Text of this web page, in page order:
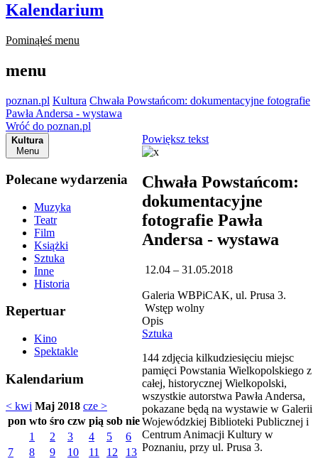
Kalendarium
Pominąłeś menu
menu
poznan.pl Kultura Chwała Powstańcom: dokumentacyjne fotografie
Pawła Andersa - wystawa
Wróć do poznan.pl
Kultura
Menu
Polecane wydarzenia
Muzyka
Teatr
Film
Książki
Sztuka
Inne
Historia
Repertuar
Kino
Spektakle
Kalendarium
< kwi Maj 2018 cze >
pon wto śro czw pią sob nie
1
2 3 4 5
6
7
8 9 10 11 12
13
Powiększ tekst
Chwała Powstańcom:
dokumentacyjne
fotografie Pawła
Andersa - wystawa
12.04 – 31.05.2018
Galeria WBPiCAK, ul. Prusa 3.
Wstęp wolny
Opis
Sztuka
144 zdjęcia kilkudziesięciu miejsc
pamięci Powstania Wielkopolskiego z
całej, historycznej Wielkopolski,
wszystkie autorstwa Pawła Andersa,
pokazane będą na wystawie w Galerii
Wojewódzkiej Biblioteki Publicznej i
Centrum Animacji Kultury w
Poznaniu, przy ul. Prusa 3.